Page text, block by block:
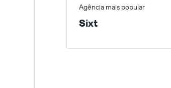
Agência mais popular
Sixt